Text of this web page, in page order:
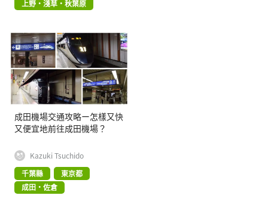
上野・淺草・秋葉原
成田機場交通攻略ー怎樣又快
又便宜地前往成田機場？
Kazuki Tsuchido
千葉縣
東京都
成田・佐倉